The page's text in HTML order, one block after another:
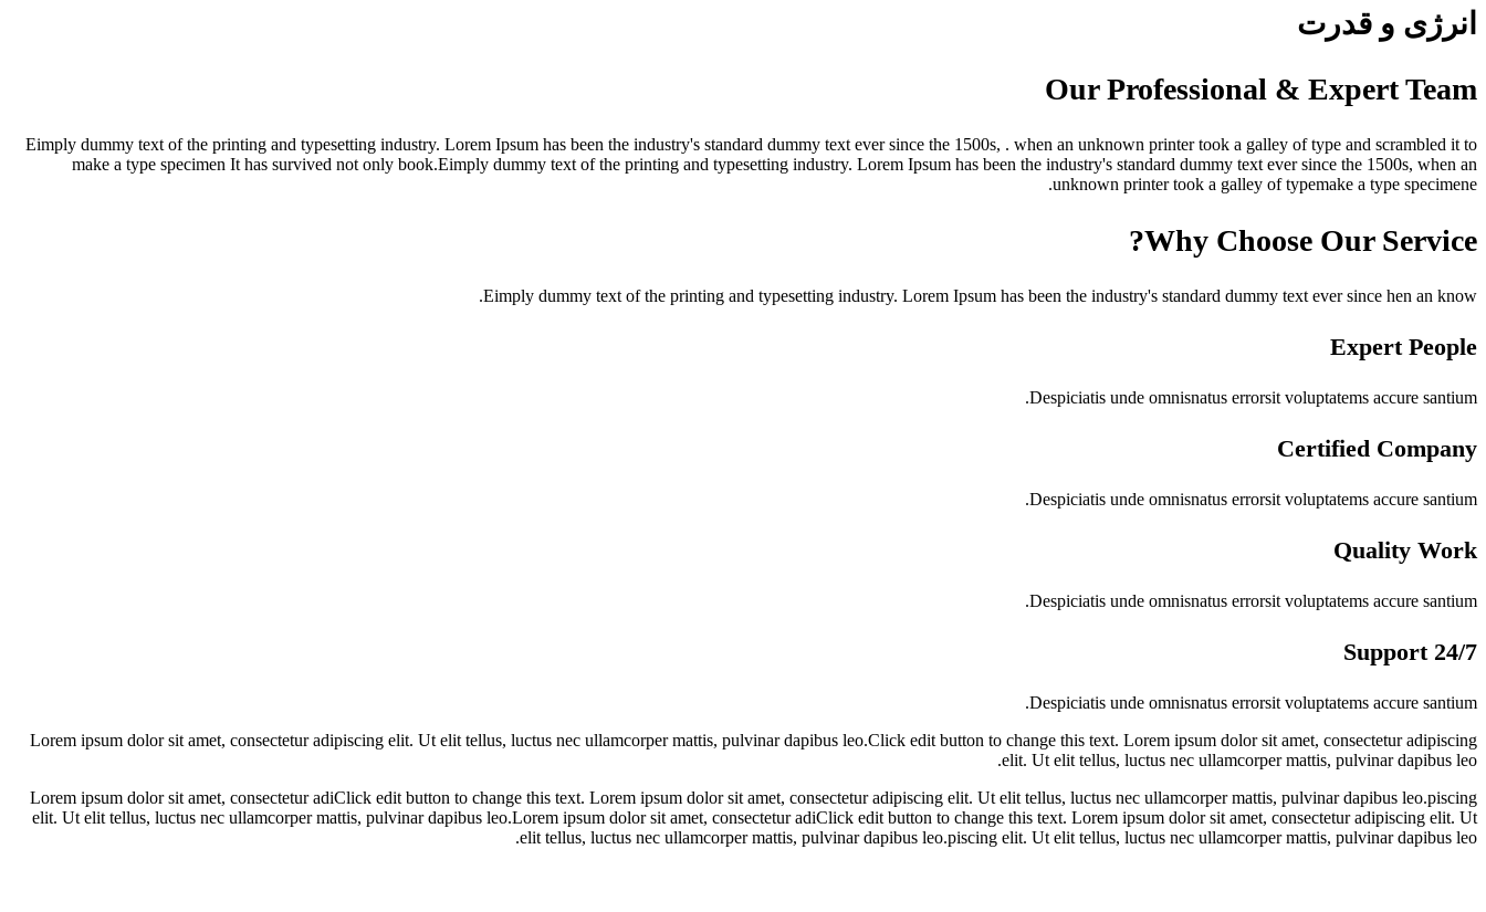
انرژی و قدرت
Our Professional & Expert Team
Eimply dummy text of the printing and typesetting industry. Lorem Ipsum has been the industry's standard dummy text ever since the 1500s, . when an unknown printer took a galley of type and scrambled it to
make a type specimen It has survived not only book.Eimply dummy text of the printing and typesetting industry. Lorem Ipsum has been the industry's standard dummy text ever since the 1500s, when an
unknown printer took a galley of typemake a type specimene.
Why Choose Our Service?
Eimply dummy text of the printing and typesetting industry. Lorem Ipsum has been the industry's standard dummy text ever since hen an know.
Expert People
Despiciatis unde omnisnatus errorsit voluptatems accure santium.
Certified Company
Despiciatis unde omnisnatus errorsit voluptatems accure santium.
Quality Work
Despiciatis unde omnisnatus errorsit voluptatems accure santium.
24/7 Support
Despiciatis unde omnisnatus errorsit voluptatems accure santium.
Lorem ipsum dolor sit amet, consectetur adipiscing elit. Ut elit tellus, luctus nec ullamcorper mattis, pulvinar dapibus leo.Click edit button to change this text. Lorem ipsum dolor sit amet, consectetur adipiscing
elit. Ut elit tellus, luctus nec ullamcorper mattis, pulvinar dapibus leo.
Lorem ipsum dolor sit amet, consectetur adiClick edit button to change this text. Lorem ipsum dolor sit amet, consectetur adipiscing elit. Ut elit tellus, luctus nec ullamcorper mattis, pulvinar dapibus leo.piscing
elit. Ut elit tellus, luctus nec ullamcorper mattis, pulvinar dapibus leo.Lorem ipsum dolor sit amet, consectetur adiClick edit button to change this text. Lorem ipsum dolor sit amet, consectetur adipiscing elit. Ut
elit tellus, luctus nec ullamcorper mattis, pulvinar dapibus leo.piscing elit. Ut elit tellus, luctus nec ullamcorper mattis, pulvinar dapibus leo.